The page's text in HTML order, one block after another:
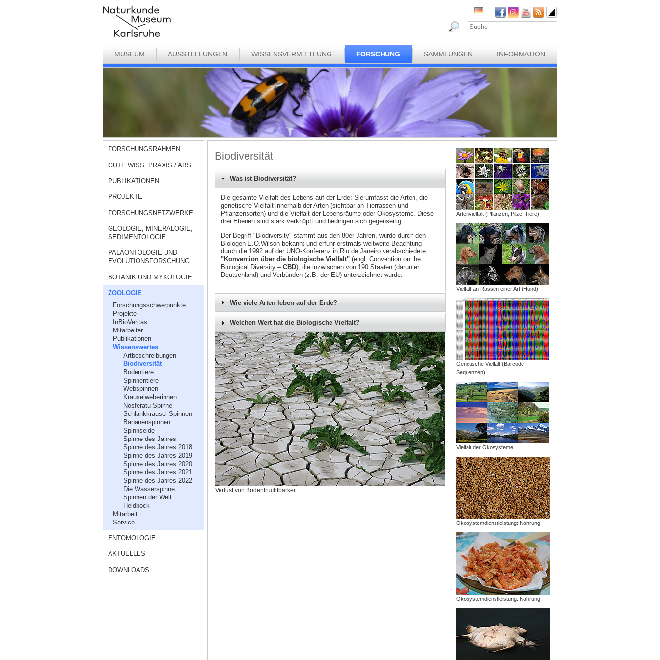
MUSEUM AUSSTELLUNGEN WISSENSVERMITTLUNG FORSCHUNG SAMMLUNGEN INFORMATION
FORSCHUNGSRAHMEN
GUTE WISS. PRAXIS / ABS
PUBLIKATIONEN
PROJEKTE
FORSCHUNGSNETZWERKE
GEOLOGIE, MINERALOGIE,
SEDIMENTOLOGIE
PALÄONTOLOGIE UND
EVOLUTIONSFORSCHUNG
BOTANIK UND MYKOLOGIE
ZOOLOGIE
Forschungsschwerpunkte
Projekte
InBioVeritas
Mitarbeiter
Publikationen
Wissenswertes
Artbeschreibungen
Biodiversität
Bodentiere
Spinnentiere
Webspinnen
Kräuselweberinnen
Nosferatu-Spinne
Schlankkräusel-Spinnen
Bananenspinnen
Spinnseide
Spinne des Jahres
Spinne des Jahres 2018
Spinne des Jahres 2019
Spinne des Jahres 2020
Spinne des Jahres 2021
Spinne des Jahres 2022
Die Wasserspinne
Spinnen der Welt
Heldbock
Mitarbeit
Service
ENTOMOLOGIE
AKTUELLES
DOWNLOADS
Biodiversität
Was ist Biodiversität?
Die gesamte Vielfalt des Lebens auf der Erde: Sie umfasst die Arten, die
genetische Vielfalt innerhalb der Arten (sichtbar an Tierrassen und
Pflanzensorten) und die Vielfalt der Lebensräume oder Ökosysteme. Diese
drei Ebenen sind stark verknüpft und bedingen sich gegenseitig.
Der Begriff "Biodiversity" stammt aus den 80er Jahren, wurde durch den
Biologen E.O.Wilson bekannt und erfuhr erstmals weltweite Beachtung
durch die 1992 auf der UNO-Konferenz in Rio de Janeiro verabschiedete
"Konvention über die biologische Vielfalt" (engl. Convention on the
Biological Diversity –CBD), die inzwischen von 190 Staaten (darunter
Deutschland) und Verbünden (z.B. der EU) unterzeichnet wurde.
Wie viele Arten leben auf der Erde?
Welchen Wert hat die Biologische Vielfalt?
Verlust von Bodenfruchtbarkeit
Artenvielfalt (Pflanzen, Pilze, Tiere)
Vielfalt an Rassen einer Art (Hund)
Genetische Vielfalt (Barcode-
Sequenzen)
Vielfalt der Ökosysteme
Ökosystemdienstleistung: Nahrung
Ökosystemdienstleistung: Nahrung